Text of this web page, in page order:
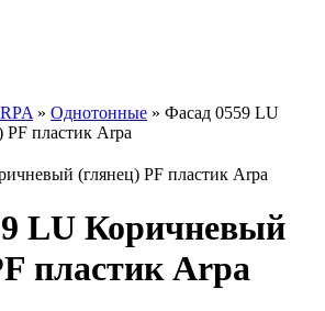
» Однотонные » Фасад 0559 LU
пластик Arpa
LU Коричневый
пластик Arpa